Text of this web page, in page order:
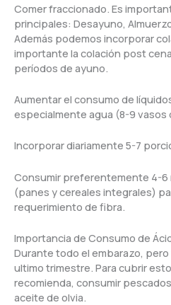
Comer fraccionado. Es
principales: Desayuno,
Además podemos incorporar
importante la colación post
períodos de ayuno.
Aumentar el consumo de
especialmente agua (8-9 vasos
Incorporar diariamente 5-7
Consumir preferentemente 4-6
(panes y cereales integrales)
requerimiento de fibra.
Importancia de Consumo de
Durante todo el embarazo,
ultimo trimestre. Para cubrir
recomienda, consumir
aceite de olvia.